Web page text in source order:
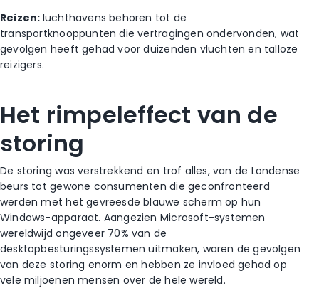
Reizen: luchthavens behoren tot de
transportknooppunten die vertragingen ondervonden, wat
gevolgen heeft gehad voor duizenden vluchten en talloze
reizigers.
Het rimpeleffect van de
storing
De storing was verstrekkend en trof alles, van de Londense
beurs tot gewone consumenten die geconfronteerd
werden met het gevreesde blauwe scherm op hun
Windows-apparaat. Aangezien Microsoft-systemen
wereldwijd ongeveer 70% van de
desktopbesturingssystemen uitmaken, waren de gevolgen
van deze storing enorm en hebben ze invloed gehad op
vele miljoenen mensen over de hele wereld.